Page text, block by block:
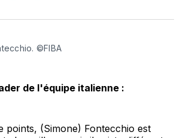
WhatsApp
Courriel
©FIBA
de l'équipe italienne :
points, (Simone) Fontecchio est